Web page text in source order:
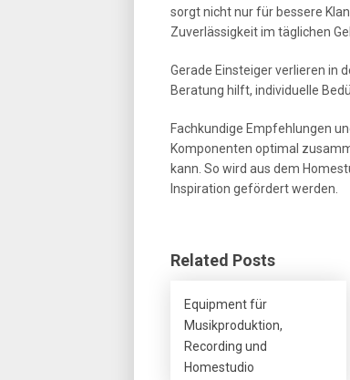
sorgt nicht nur für bessere
Zuverlässigkeit im täglichen
Gerade Einsteiger verlieren in
Beratung hilft, individuelle
Fachkundige Empfehlungen
Komponenten optimal
kann. So wird aus dem
Inspiration gefördert werden.
Related Posts
Equipment für
Musikproduktion,
Recording und
Homestudio